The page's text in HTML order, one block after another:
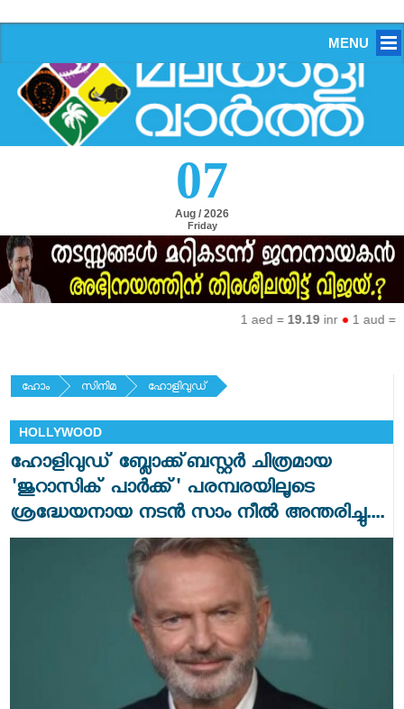
MENU
07
Aug / 2026
Friday
1 aed =19.19inr● 1 aud =
ഹോം സിനിമ ഹോളിവുഡ്‌
HOLLYWOOD
ഹോളിവുഡ് ബ്ലോക്ക്ബസ്റ്റർ ചിത്രമായ
'ജുറാസിക് പാർക്ക്' പരമ്പരയിലൂടെ
ശ്രദ്ധേയനായ നടൻ സാം നീൽ അന്തരിച്ചു....